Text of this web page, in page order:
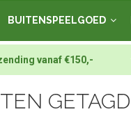
BUITENSPEELGOED
vanaf €150,-